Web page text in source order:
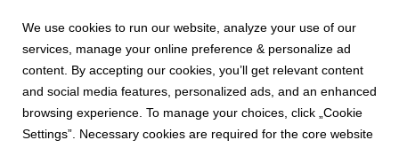
ZAMBAITI
COLLEZIONE TRUSSARDI N7
Zambaiti Parati, azienda di riferimento nel settore dei
We use cookies to run our website, analyze your use of our
services, manage your online preference & personalize ad
content. By accepting our cookies, you’ll get relevant content
and social media features, personalized ads, and an enhanced
browsing experience. To manage your choices, click „Cookie
Settings”. Necessary cookies are required for the core website